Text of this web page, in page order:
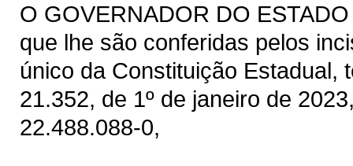
O GOVERNADOR DO
que lhe são conferidas pelos
único da Constituição Estadual,
21.352, de 1º de janeiro de
22.488.088-0,